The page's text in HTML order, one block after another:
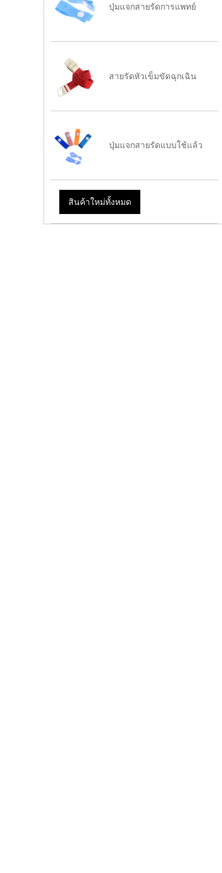
ปุ่มแจกสายรัดการแพทย์
สายรัดหัวเข็มขัดฉุกเฉิน
ปุ่มแจกสายรัดแบบใช้แล้ว
สินค้าใหม่ทั้งหมด